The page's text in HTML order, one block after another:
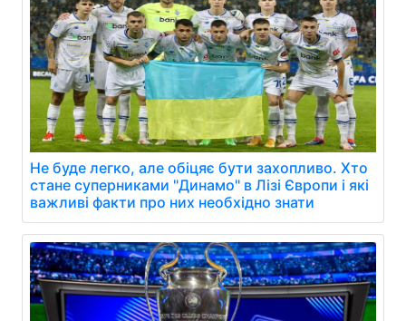
Не буде легко, але обіцяє бути захопливо. Хто
стане суперниками "Динамо" в Лізі Європи і які
важливі факти про них необхідно знати